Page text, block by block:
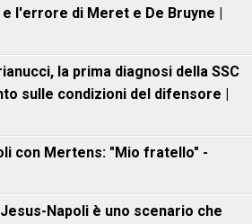
l'errore di Meret e De Bruyne |
la prima diagnosi della SSC
sulle condizioni del difensore |
con Mertens: "Mio fratello" -
Napoli è uno scenario che